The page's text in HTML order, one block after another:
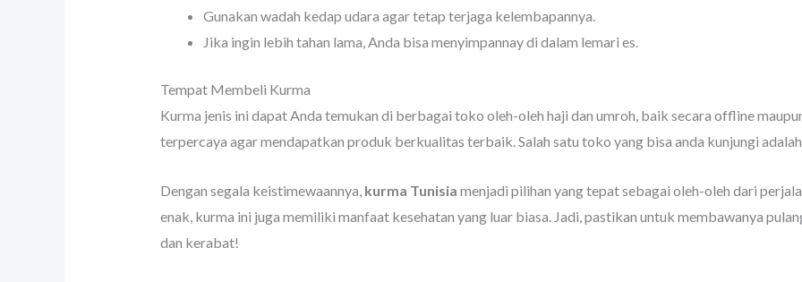
Gunakan wadah kedap udara agar tetap terjaga kelembapannya.
Jika ingin lebih tahan lama, Anda bisa menyimpannay di dalam lemari es.
Tempat Membeli Kurma
Kurma jenis ini dapat Anda temukan di berbagai toko oleh-oleh haji dan umroh, baik secara offline
terpercaya agar mendapatkan produk berkualitas terbaik. Salah satu toko yang bisa anda kunjungi
Dengan segala keistimewaannya, kurma Tunisia menjadi pilihan yang tepat sebagai oleh-oleh dari
enak, kurma ini juga memiliki manfaat kesehatan yang luar biasa. Jadi, pastikan untuk membawanya
dan kerabat!